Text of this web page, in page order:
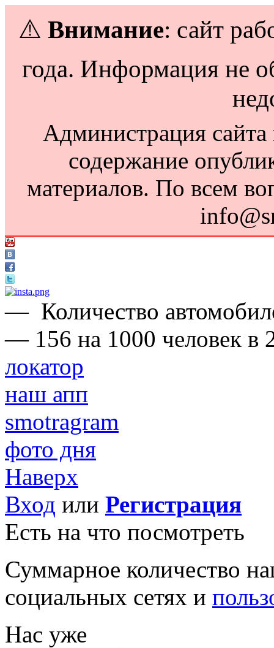
⚠️ Внимание: сайт
года. Информация не
Администрация сайта
содержание
материалов. По всем
— Количество
— 156 на 1000 человек в
локатор
наш апп
smotragram
фото дня
Наверх
Вход или Регистрация
Есть на что посмотреть
Суммарное количество
социальных сетях и
Нас уже